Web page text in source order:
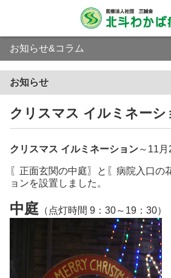
お知らせ&コラム
お知らせ
クリスマス イルミネーシ
クリスマス イルミネーション～11
〖正面玄関の中庭〗と〖病院入口の
ョンを設置しました。
中庭 （点灯時間 9：30～19：30）